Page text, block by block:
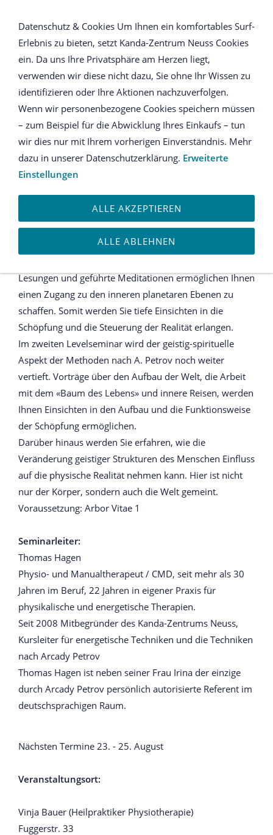
Jetzt buchen
Kombiseminar Level 1 &
2
Kombikurs Level 1 & 2
In diesem Seminar werden Ihnen in komprimierter
Form aufbauend auf die erlernten Kenntnisse im
Basisseminar weitere bioinformative Technologien
vermittelt. Der Schwerpunkt liegt dabei beim Erlernen,
wie und auf welche Weise ein Übergang von
bioenergetischen zu bioinformativen Technologien
Lesungen und geführte Meditationen ermöglichen Ihnen
einen Zugang zu den inneren planetaren Ebenen zu
schaffen. Somit werden Sie tiefe Einsichten in die
Schöpfung und die Steuerung der Realität erlangen.
Im zweiten Levelseminar wird der geistig-spirituelle
Aspekt der Methoden nach A. Petrov noch weiter
vertieft. Vorträge über den Aufbau der Welt, die Arbeit
mit dem «Baum des Lebens» und innere Reisen, werden
Ihnen Einsichten in den Aufbau und die Funktionsweise
der Schöpfung ermöglichen.
Darüber hinaus werden Sie erfahren, wie die
Veränderung geistiger Strukturen des Menschen Einfluss
auf die physische Realität nehmen kann. Hier ist nicht
nur der Körper, sondern auch die Welt gemeint.
Voraussetzung: Arbor Vitae 1
Seminarleiter:
Thomas Hagen
Physio- und Manualtherapeut / CMD, seit mehr als 30
Jahren im Beruf, 22 Jahren in eigener Praxis für
physikalische und energetische Therapien.
Seit 2008 Mitbegründer des Kanda-Zentrums Neuss,
Kursleiter für energetische Techniken und die Techniken
nach Arcady Petrov
Thomas Hagen ist neben seiner Frau Irina der einzige
durch Arcady Petrov persönlich autorisierte Referent im
deutschsprachigen Raum.
Nächsten Termine 23. - 25. August
Veranstaltungsort:
Vinja Bauer (Heilpraktiker Physiotherapie)
Fuggerstr. 33
Datenschutz & Cookies Um Ihnen ein komfortables Surf-
Erlebnis zu bieten, setzt Kanda-Zentrum Neuss Cookies
ein. Da uns Ihre Privatsphäre am Herzen liegt,
verwenden wir diese nicht dazu, Sie ohne Ihr Wissen zu
identifizieren oder Ihre Aktionen nachzuverfolgen.
Wenn wir personenbezogene Cookies speichern müssen
– zum Beispiel für die Abwicklung Ihres Einkaufs – tun
wir dies nur mit Ihrem vorherigen Einverständnis. Mehr
dazu in unserer Datenschutzerklärung. Erweiterte
Einstellungen
ALLE AKZEPTIEREN
ALLE ABLEHNEN